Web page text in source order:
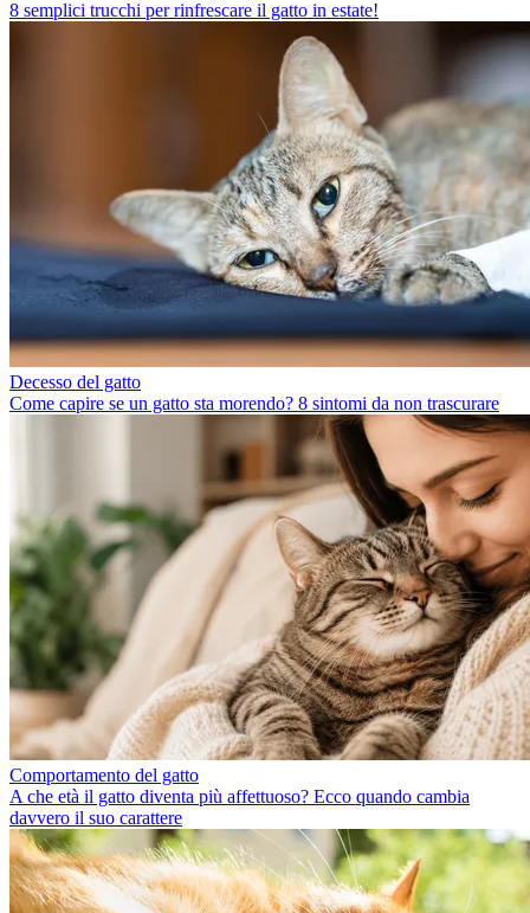
8 semplici trucchi per rinfrescare il gatto in estate!
Decesso del gatto
Come capire se un gatto sta morendo? 8 sintomi da non trascurare
Comportamento del gatto
A che età il gatto diventa più affettuoso? Ecco quando cambia
davvero il suo carattere